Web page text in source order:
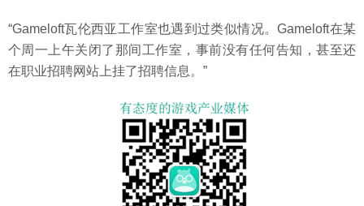
“Gameloft瓦伦西亚工作室也遇到过类似情况。Gameloft在某
个周一上午关闭了那间工作室，事前没有任何告知，甚至还
在职业招聘网站上挂了招聘信息。”